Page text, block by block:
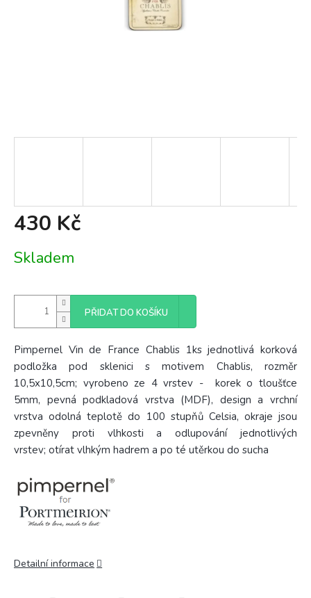
430 Kč
cena:
Skladem
PŘIDAT DO KOŠÍKU
Pimpernel Vin de France Chablis 1ks jednotlivá korková
podložka pod sklenici s motivem Chablis, rozměr
10,5x10,5cm; vyrobeno ze 4 vrstev - korek o tloušťce
5mm, pevná podkladová vrstva (MDF), design a vrchní
vrstva odolná teplotě do 100 stupňů Celsia, okraje jsou
zpevněny proti vlhkosti a odlupování jednotlivých
vrstev; otírat vlhkým hadrem a po té utěrkou do sucha
Detailní informace